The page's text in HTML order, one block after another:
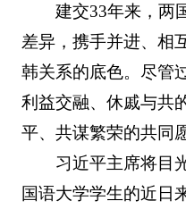
建交33年来，两
差异，携手并进、相
韩关系的底色。尽管
利益交融、休戚与共
平、共谋繁荣的共同
习近平主席将目
国语大学学生的近日